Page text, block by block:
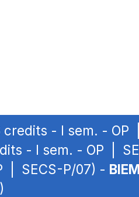
credits - I sem. - OP
- I sem. - OP |
| SECS-P/07) - BIEM